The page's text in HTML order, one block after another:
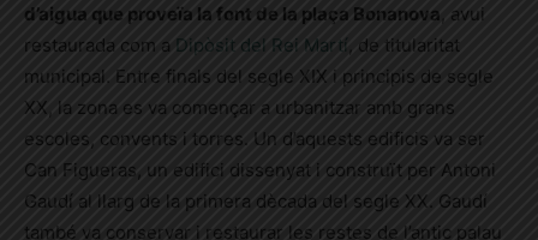
d’aigua que proveïa la font de la plaça Bonanova , avui
restaurada com a Dipòsit del Rei Martí, de titularitat
municipal. Entre finals del segle XIX i principis de segle
XX, la zona es va començar a urbanitzar amb grans
escoles, convents i torres. Un d’aquests edificis va ser
Can Figueras, un edifici dissenyat i construït per Antoni
Gaudí al llarg de la primera dècada del segle XX. Gaudí
també va conservar i restaurar les restes de l’antic palau